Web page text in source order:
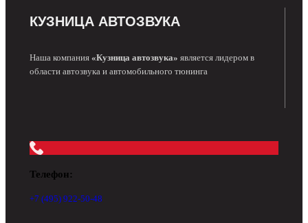
КУЗНИЦА АВТОЗВУКА
Наша компания «Кузница автозвука» является лидером в
области автозвука и автомобильного тюнинга
Телефон:
+7 (495) 922-50-48